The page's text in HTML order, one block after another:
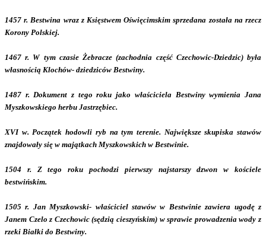
1457 r. Bestwina wraz z Księstwem Oświęcimskim sprzedana została na rzecz
Korony Polskiej.
1467 r. W tym czasie Żebracze (zachodnia część Czechowic-Dziedzic) była
własnością Klochów- dziedziców Bestwiny.
1487 r. Dokument z tego roku jako właściciela Bestwiny wymienia Jana
Myszkowskiego herbu Jastrzębiec.
XVI w. Początek hodowli ryb na tym terenie. Największe skupiska stawów
znajdowały się w majątkach Myszkowskich w Bestwinie.
1504 r. Z tego roku pochodzi pierwszy najstarszy dzwon w kościele
bestwińskim.
1505 r. Jan Myszkowski- właściciel stawów w Bestwinie zawiera ugodę z
Janem Czelo z Czechowic (sędzią cieszyńskim) w sprawie prowadzenia wody z
rzeki Białki do Bestwiny.